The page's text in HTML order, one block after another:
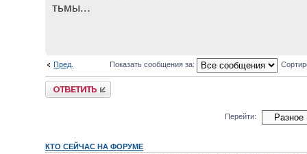
тьмы...
Пред. Показать сообщения за:
Ответить
Перейти:
КТО СЕЙЧАС НА ФОРУМЕ